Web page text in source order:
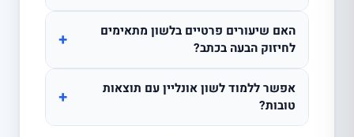
האם שיעורים פרטיים בלשון מתאימים
לחיזוק הבעה בכתב?
+
אפשר ללמוד לשון אונליין עם תוצאות
טובות?
+